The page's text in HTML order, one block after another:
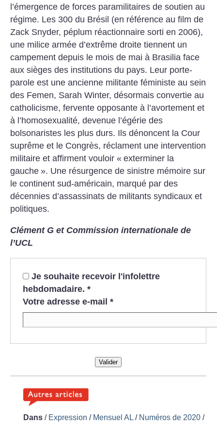
l’émergence de forces paramilitaires de soutien au
régime. Les 300 du Brésil (en référence au film de
Zack Snyder, péplum réactionnaire sorti en 2006),
une milice armée d’extrême droite tiennent un
campement depuis le mois de mai à Brasilia face
aux sièges des institutions du pays. Leur porte-
parole est une ancienne militante féministe au sein
des Femen, Sarah Winter, désormais convertie au
catholicisme, fervente opposante à l’avortement et
à l’homosexualité, devenue l’égérie des
bolsonaristes les plus durs. Ils dénoncent la Cour
suprême et le Congrès, réclament une intervention
militaire et affirment vouloir « exterminer la
gauche ». Une résurgence de sinistre mémoire sur
le continent sud-américain, marqué par des
décennies d’assassinats de militants syndicaux et
politiques.
Clément G et Commission internationale de
l’UCL
Je souhaite recevoir l'infolettre
hebdomadaire. *
Votre adresse e-mail *
Valider
Dans / Expression / Mensuel AL / Numéros de 2020 /